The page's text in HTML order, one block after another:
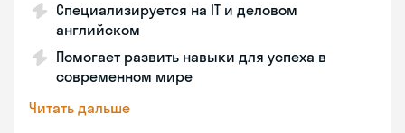
Специализируется на IT и деловом
английском
Помогает развить навыки для успеха в
современном мире
Читать дальше